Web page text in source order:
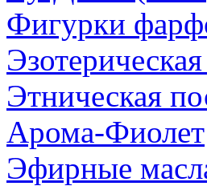
Фигурки
Этническая
Арома-Фиолет
Эфирные